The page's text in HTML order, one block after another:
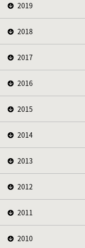
2019
2018
2017
2016
2015
2014
2013
2012
2011
2010